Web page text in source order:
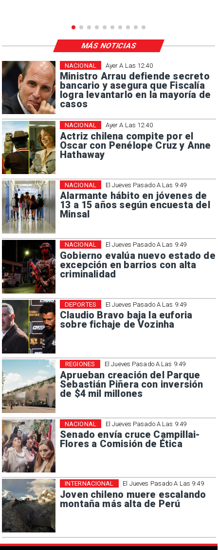
Ayer A Las 12:40
Ministro Arrau defiende secreto
bancario y asegura que Fiscalía
logra levantarlo en la mayoría de
casos
NACIONAL
Ayer A Las 12:40
Actriz chilena compite por el
Oscar con Penélope Cruz y Anne
Hathaway
NACIONAL
El Jueves Pasado A Las 9:49
Alarmante hábito en jóvenes de
13 a 15 años según encuesta del
Minsal
NACIONAL
El Jueves Pasado A Las 9:49
Gobierno evalúa nuevo estado de
excepción en barrios con alta
criminalidad
NACIONAL
El Jueves Pasado A Las 9:49
Claudio Bravo baja la euforia
sobre fichaje de Vozinha
DEPORTES
El Jueves Pasado A Las 9:49
Aprueban creación del Parque
Sebastián Piñera con inversión
de $4 mil millones
REGIONES
El Jueves Pasado A Las 9:49
Senado envía cruce Campillai-
Flores a Comisión de Ética
NACIONAL
El Jueves Pasado A Las 9:49
Joven chileno muere escalando
montaña más alta de Perú
INTERNACIONAL
MÁS NOTICIAS